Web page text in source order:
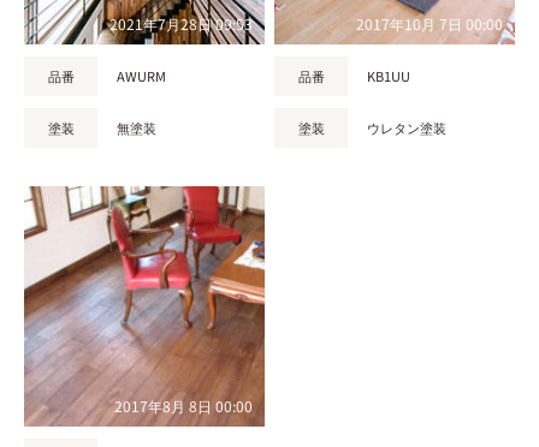
2021年7月28日 09:53
品番 AWURM
塗装 無塗装
2017年10月 7日 00:00
品番 KB1UU
塗装 ウレタン塗装
2017年8月 8日 00:00